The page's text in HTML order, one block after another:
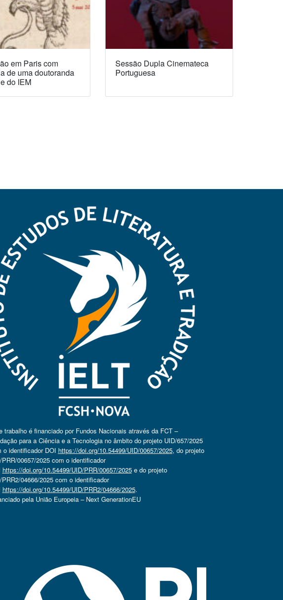
em Paris com
de uma doutoranda
do IEM
Sessão Dupla Cinemateca
Portuguesa
trabalho é financiado por Fundos Nacionais através da FCT –
para a Ciência e a Tecnologia no âmbito do projeto UID/657/2025
o identificador DOI https://doi.org/10.54499/UID/00657/2025, do projeto
PRR/00657/2025 com o identificador
https://doi.org/10.54499/UID/PRR/00657/2025e do projeto
PRR2/04666/2025 com o identificador
https://doi.org/10.54499/UID/PRR2/04666/2025.
pela União Europeia – Next GenerationEU